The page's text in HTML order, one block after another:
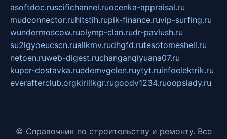
asoftdoc.ruscifichannel.ruocenka-appraisal.ru
mudconnector.ruhitstih.rupik-finance.ruvip-surfing.ru
wundermoscow.ruolymp-clan.rudr-pavlush.ru
su2lgyoeucscn.ruallkmv.rudhgfd.rutesotomeshell.ru
netoen.ruweb-digest.ruchanganqiyuana07.ru
kuper-dostavka.ruedemvgelen.ruytyt.ruinfoelektrik.ru
everafterclub.orgkirillkgr.rugoodv1234.ruoopslady.ru
© Справочник по строительству и ремонту. Все